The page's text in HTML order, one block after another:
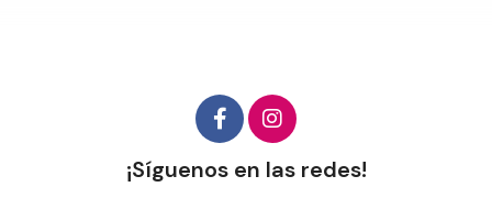
¡Síguenos en las redes!